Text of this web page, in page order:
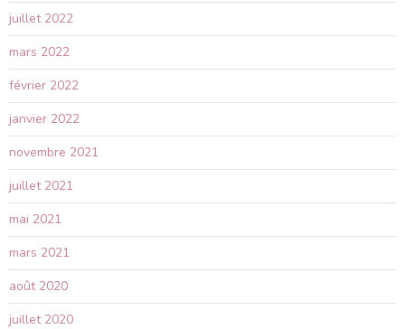
juillet 2022
mars 2022
février 2022
janvier 2022
novembre 2021
juillet 2021
mai 2021
mars 2021
août 2020
juillet 2020